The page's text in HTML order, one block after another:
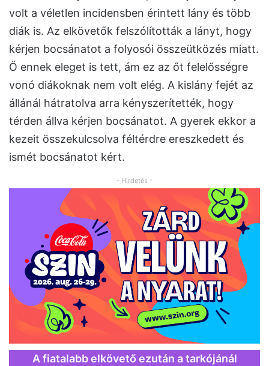
volt a véletlen incidensben érintett lány és több
diák is. Az elkövetők felszólították a lányt, hogy
kérjen bocsánatot a folyosói összeütközés miatt.
Ő ennek eleget is tett, ám ez az őt felelősségre
vonó diákoknak nem volt elég. A kislány fejét az
állánál hátratolva arra kényszerítették, hogy
térden állva kérjen bocsánatot. A gyerek ekkor a
kezeit összekulcsolva féltérdre ereszkedett és
ismét bocsánatot kért.
- Hirdetés -
A fiatalabb elkövető ezután a tarkójánál